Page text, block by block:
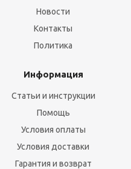
Новости
Контакты
Политика
Информация
Статьи и инструкции
Помощь
Условия оплаты
Условия доставки
Гарантия и возврат